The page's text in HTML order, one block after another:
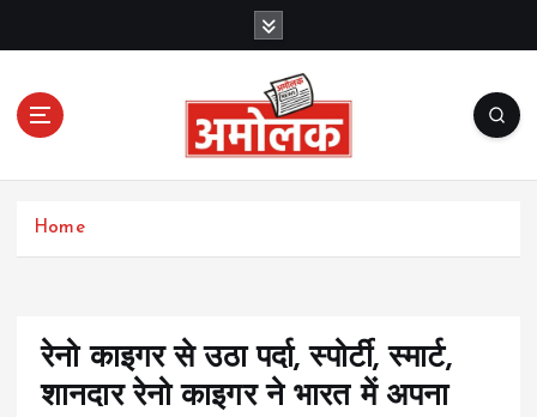
c
Amolak News
Home
रेनो काइगर से उठा पर्दा, स्पोर्टी, स्मार्ट,
शानदार रेनो काइगर ने भारत में अपना